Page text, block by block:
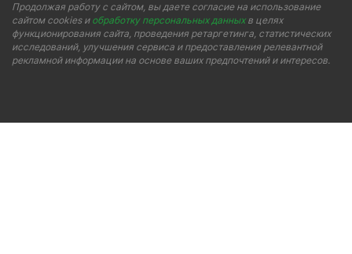
Продолжая работу с сайтом, вы даете согласие на использование
сайтом cookies и обработку персональных данныхв целях
функционирования сайта, проведения ретаргетинга, статистических
исследований, улучшения сервиса и предоставления релевантной
рекламной информации на основе ваших предпочтений и интересов.